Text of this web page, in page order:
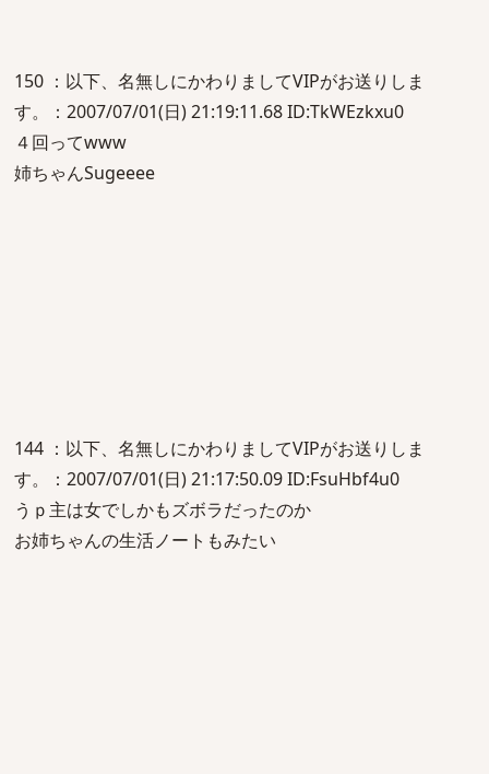
150 ：以下、名無しにかわりましてVIPがお送りしま
す。：2007/07/01(日) 21:19:11.68 ID:TkWEzkxu0
４回ってwww
姉ちゃんSugeeee
144 ：以下、名無しにかわりましてVIPがお送りしま
す。：2007/07/01(日) 21:17:50.09 ID:FsuHbf4u0
うｐ主は女でしかもズボラだったのか
お姉ちゃんの生活ノートもみたい